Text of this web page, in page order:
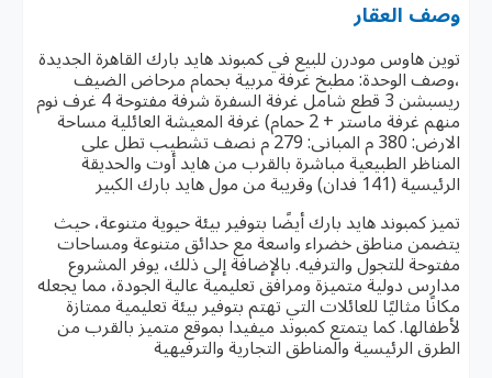
وصف العقار
توين هاوس مودرن للبيع في كمبوند هايد بارك القاهرة الجديدة
،وصف الوحدة: مطبخ غرفة مربية بحمام مرحاض الضيف
ريسبشن 3 قطع شامل غرفة السفرة شرفة مفتوحة 4 غرف نوم
منهم غرفة ماستر + 2 حمام) غرفة المعيشة العائلية مساحة
الارض: 380 م المبانى: 279 م نصف تشطيب تطل على
المناظر الطبيعية مباشرة بالقرب من هايد أوت والحديقة
الرئيسية (141 فدان) وقريبة من مول هايد بارك الكبير
تميز كمبوند هايد بارك أيضًا بتوفير بيئة حيوية متنوعة، حيث
يتضمن مناطق خضراء واسعة مع حدائق متنوعة ومساحات
مفتوحة للتجول والترفيه. بالإضافة إلى ذلك، يوفر المشروع
مدارس دولية متميزة ومرافق تعليمية عالية الجودة، مما يجعله
مكانًا مثاليًا للعائلات التي تهتم بتوفير بيئة تعليمية ممتازة
لأطفالها. كما يتمتع كمبوند ميفيدا بموقع متميز بالقرب من
الطرق الرئيسية والمناطق التجارية والترفيهية